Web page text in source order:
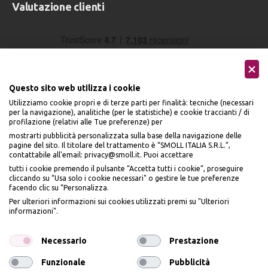
Valutazione clienti
Accettiamo
Seguici sui social
Questo sito web utilizza i cookie
Utilizziamo cookie propri e di terze parti per finalità: tecniche (necessari
per la navigazione), analitiche (per le statistiche) e cookie traccianti / di
profilazione (relativi alle Tue preferenze) per
mostrarti pubblicità personalizzata sulla base della navigazione delle
pagine del sito. Il titolare del trattamento è “SMOLL ITALIA S.R.L.”,
contattabile all'email: privacy@smoll.it. Puoi accettare
tutti i cookie premendo il pulsante “Accetta tutti i cookie”, proseguire
cliccando su “Usa solo i cookie necessari" o gestire le tue preferenze
facendo clic su “Personalizza.
Per ulteriori informazioni sui cookies utilizzati premi su "Ulteriori
informazioni".
Necessario Prestazione
Funzionale Pubblicità
BENVENUTO DA
PIÙME
IL10% DI SCONTO